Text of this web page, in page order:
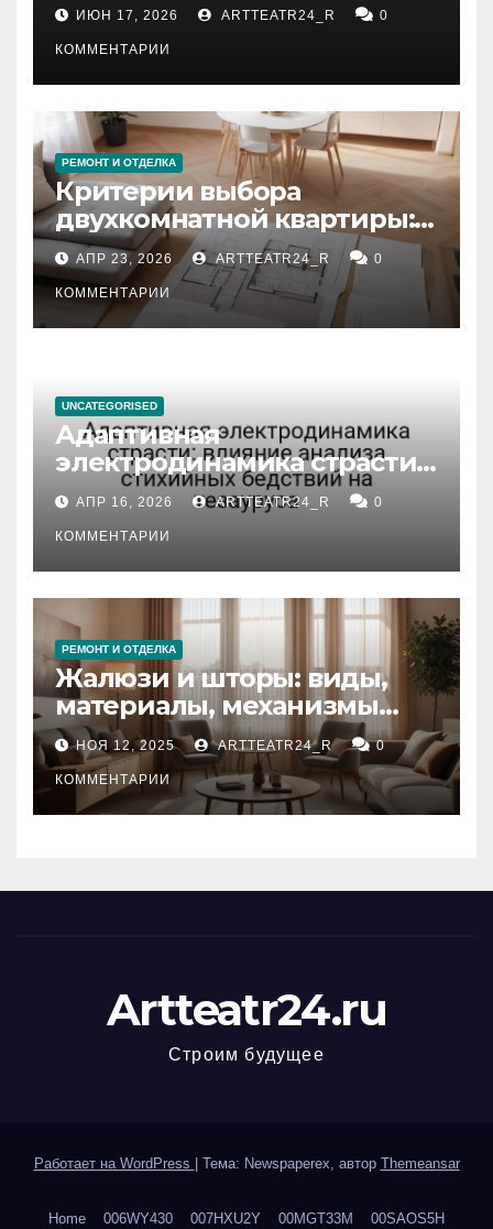
ИЮН 17, 2026 ARTTEATR24_R 0
КОММЕНТАРИИ
РЕМОНТ И ОТДЕЛКА
Критерии выбора
двухкомнатной квартиры:
планировка, площадь,
состояние и документация
АПР 23, 2026 ARTTEATR24_R 0
КОММЕНТАРИИ
UNCATEGORISED
Адаптивная
электродинамика страсти:
влияние анализа
стихийных бедствий на
тезауруса
АПР 16, 2026 ARTTEATR24_R 0
КОММЕНТАРИИ
РЕМОНТ И ОТДЕЛКА
Жалюзи и шторы: виды,
материалы, механизмы
управления и уход
НОЯ 12, 2025 ARTTEATR24_R 0
КОММЕНТАРИИ
Artteatr24.ru
Строим будущее
Работает на WordPress Тема: Newspaperex, автор Themeansar
Home 006WY430 007HXU2Y 00MGT33M 00SAOS5H